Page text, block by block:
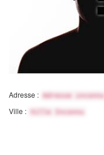
Adresse : Adresse inconnu
Ville : Ville Inconnu